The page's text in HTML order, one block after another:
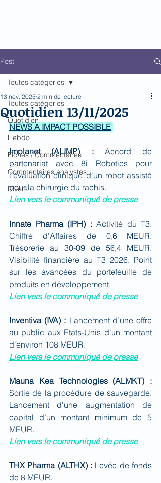
Post
Toutes catégories
Quotidien
Hebdo
Fiches / Commentaires
Commentaires analystes
Divers
Toutes catégories
Quotidien 13/11/2025
13 nov. 2025 2 min de lecture
NEWS A IMPACT POSSIBLE
Implanet (ALIMP) : Accord de
partenariat avec 8i Robotics pour
l'évaluation clinique d'un robot assisté
pour la chirurgie du rachis.
Lien vers le communiqué de presse
Innate Pharma (IPH) : Activité du T3.
Chiffre d'Affaires de 0,6 MEUR.
Trésorerie au 30-09 de 56,4 MEUR.
Visibilité financière au T3 2026. Point
sur les avancées du portefeuille de
produits en développement.
Lien vers le communiqué de presse
Inventiva (IVA) : Lancement d’une offre
au public aux Etats-Unis d'un montant
d'environ 108 MEUR.
Lien vers le communiqué de presse
Sortie de la procédure de sauvegarde.
Lancement d'une augmentation de
capital d’un montant minimum de 5
MEUR.
Lien vers le communiqué de presse
THX Pharma (ALTHX) : Levée de fonds
de 8 MEUR.